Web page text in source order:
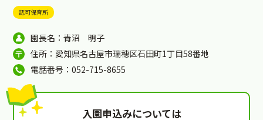
認可保育所
園長名：青沼 明子
住所：愛知県名古屋市瑞穂区石田町1丁目58番地
電話番号：052-715-8655
入園申込みについては